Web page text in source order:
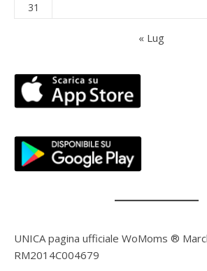
31
« Lug
UNICA pagina ufficiale WoMoms ®
RM2014C004679